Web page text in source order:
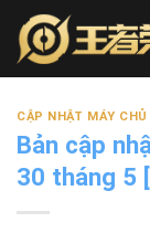
Skip
content
CẬP NHẬT MÁY CHỦ
Bản cập
30 tháng 5